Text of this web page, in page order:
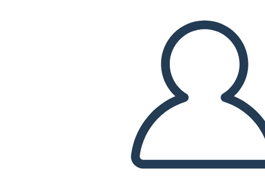
CREAR UN GUIÓN GRÁFICO
JUEGO DE DIAPOSITIVAS
LEERME